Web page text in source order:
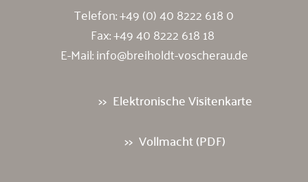
Telefon:+49 (0) 40 8222 618 0
Fax: +49 40 8222 618 18
E-Mail:info@breiholdt-voscherau.de
Elektronische Visitenkarte
Vollmacht (PDF)